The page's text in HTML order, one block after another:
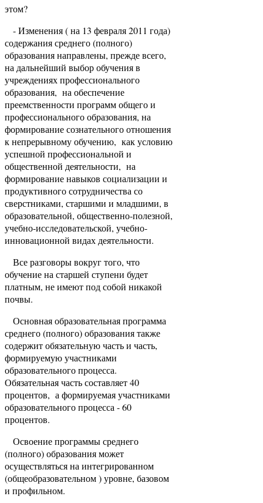
этом?
- Изменения ( на 13 февраля 2011 года)
содержания среднего (полного)
образования направлены, прежде всего,
на дальнейший выбор обучения в
учреждениях профессионального
образования, на обеспечение
преемственности программ общего и
профессионального образования, на
формирование сознательного отношения
к непрерывному обучению, как условию
успешной профессиональной и
общественной деятельности, на
формирование навыков социализации и
продуктивного сотрудничества со
сверстниками, старшими и младшими, в
образовательной, общественно-полезной,
учебно-исследовательской, учебно-
инновационной видах деятельности.
Все разговоры вокруг того, что
обучение на старшей ступени будет
платным, не имеют под собой никакой
почвы.
Основная образовательная программа
среднего (полного) образования также
содержит обязательную часть и часть,
формируемую участниками
образовательного процесса.
Обязательная часть составляет 40
процентов, а формируемая участниками
образовательного процесса - 60
процентов.
Освоение программы среднего
(полного) образования может
осуществляться на интегрированном
(общеобразовательном ) уровне, базовом
и профильном.